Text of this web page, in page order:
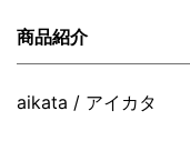
商品紹介
aikata / アイカタ